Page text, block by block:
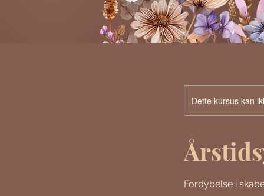
Dette kursus kan
Fordybelse i